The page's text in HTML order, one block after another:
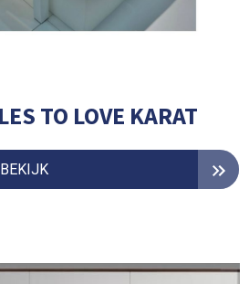
TO LOVE KARAT
BEKIJK